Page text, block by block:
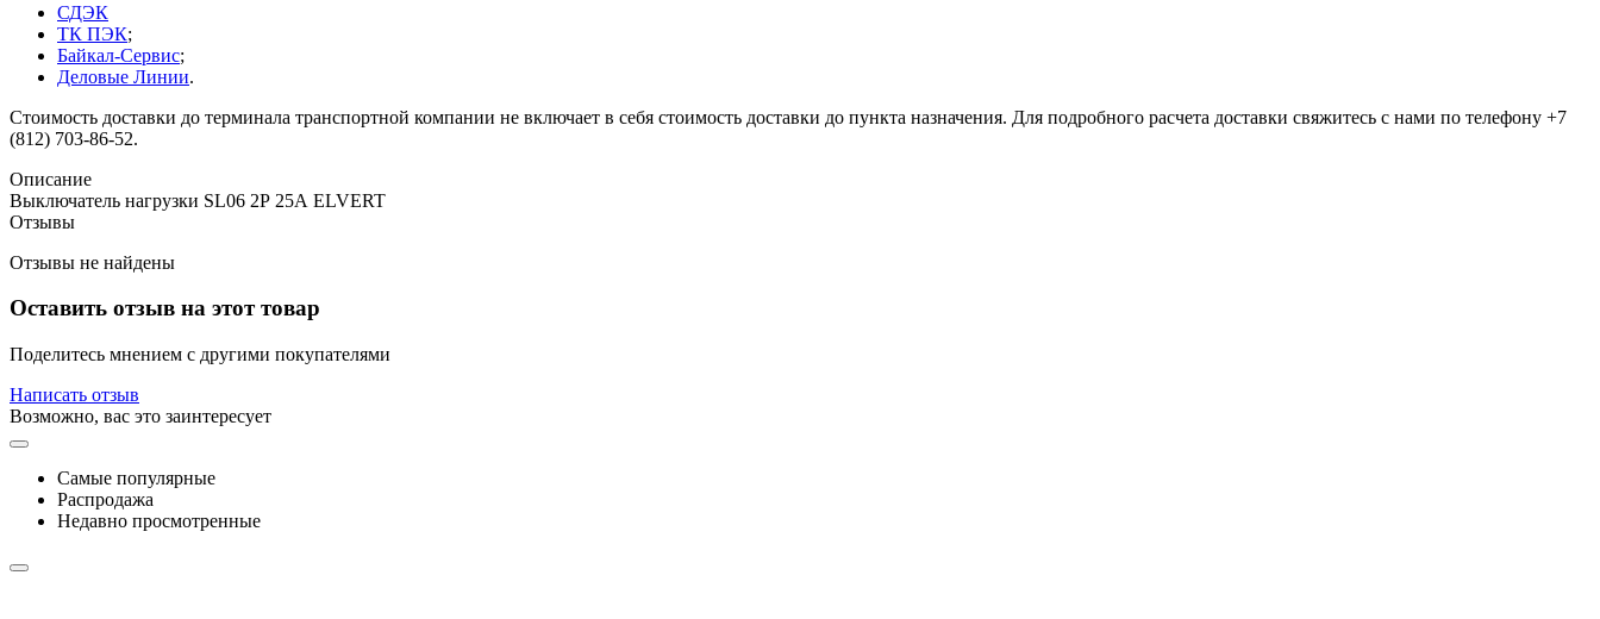
СДЭК
ТК ПЭК;
Байкал-Сервис;
Деловые Линии.
Стоимость доставки до терминала транспортной компании не включает в себя стоимость доставки до пункта назначения. Для подробного расчета доставки свяжитесь с нами по телефону +7
(812) 703-86-52.
Описание
Выключатель нагрузки SL06 2Р 25А ELVERT
Отзывы
Отзывы не найдены
Оставить отзыв на этот товар
Поделитесь мнением с другими покупателями
Написать отзыв
Возможно, вас это заинтересует
Самые популярные
Распродажа
Недавно просмотренные